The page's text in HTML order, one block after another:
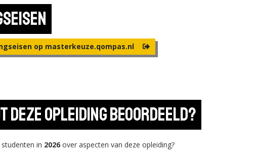
les te geven. Daarnaast ben je volledig op de hoogte van
binnen het (school)vak en de vakdidactiek.
op masterkeuze.qompas.nl
deze opleiding beoordeeld?
in 2026 over aspecten van deze opleiding?